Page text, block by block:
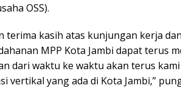
OSS).
terima kasih atas kunjungan kerja
MPP Kota Jambi dapat terus
dari waktu ke waktu akan terus
vertikal yang ada di Kota Jambi,”